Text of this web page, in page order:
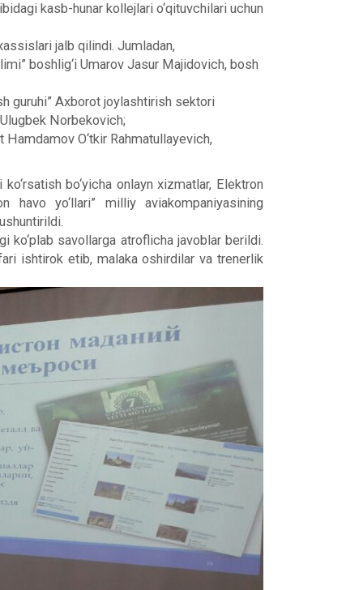
kasb-hunar kollejlari o‘qituvchilari uchun
jalb qilindi. Jumladan,
boshlig‘i Umarov Jasur Majidovich, bosh
guruhi” Axborot joylashtirish sektori
Norbekovich;
O‘tkir Rahmatullayevich,
bo‘yicha onlayn xizmatlar, Elektron
havo yo‘llari” milliy aviakompaniyasining
ko‘plab savollarga atroflicha javoblar berildi.
ishtirok etib, malaka oshirdilar va trenerlik